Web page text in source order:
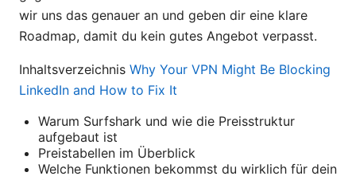
wir uns das genauer an und geben dir eine klare
Roadmap, damit du kein gutes Angebot verpasst.
Inhaltsverzeichnis Why Your VPN Might Be Blocking
LinkedIn and How to Fix It
Warum Surfshark und wie die Preisstruktur
aufgebaut ist
Preistabellen im Überblick
Welche Funktionen bekommst du wirklich für dein